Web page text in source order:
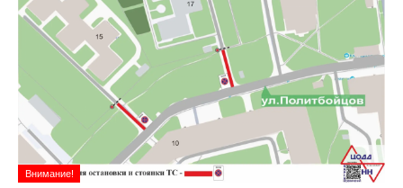
Внимание!